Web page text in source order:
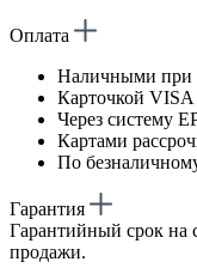
Оплата
Наличными при
Карточкой VISA
Через систему
Картами
По
Гарантия
Гарантийный срок на
продажи.